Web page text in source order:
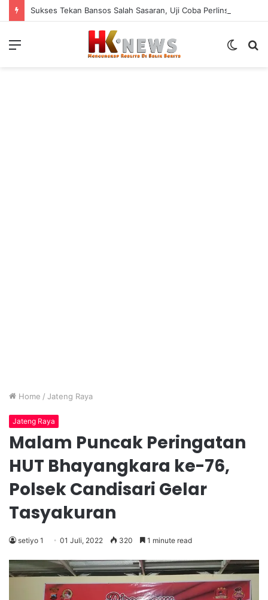
Menu
Switch
Home / Jateng Raya
Jateng Raya
Malam Puncak Peringatan
HUT Bhayangkara ke-76,
Polsek Candisari Gelar
Tasyakuran
setiyo 1 01 Juli, 2022 320 1 minute read